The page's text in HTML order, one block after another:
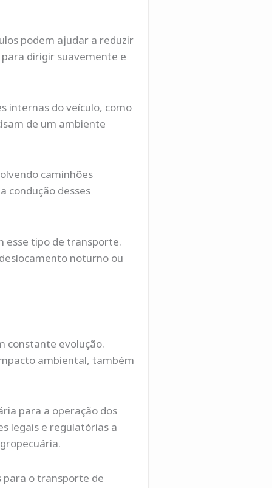
podem ajudar a reduzir
dirigir suavemente e
internas do veículo, como
de um ambiente
caminhões
condução desses
esse tipo de transporte.
noturno ou
constante evolução.
ambiental, também
para a operação dos
legais e regulatórias a
para o transporte de